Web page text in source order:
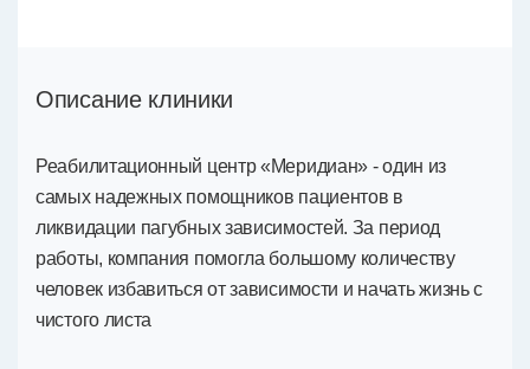
Описание клиники
Реабилитационный центр «Меридиан» - один из
самых надежных помощников пациентов в
ликвидации пагубных зависимостей. За период
работы, компания помогла большому количеству
человек избавиться от зависимости и начать жизнь с
чистого листа